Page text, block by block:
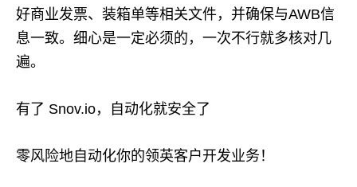
好商业发票、装箱单等相关文件，并确保与AWB信
息一致。细心是一定必须的，一次不行就多核对几
遍。
有了 Snov.io，自动化就安全了
零风险地自动化你的领英客户开发业务！